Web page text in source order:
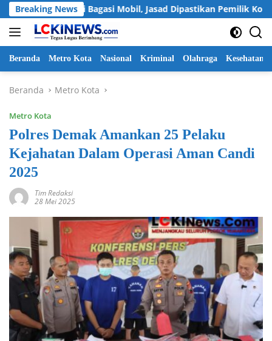
Langsung
ke
konten
Breaking News
Mayat di Bagasi Mobil, Jasad Dipastikan Pemilik Konter HP
Beranda Metro Kota Nasional Kriminal Olahraga Kesehatan
Beranda Metro Kota
Metro Kota
Polres Demak Amankan 25 Pelaku
Kejahatan Dalam Operasi Aman Candi
2025
Tim Redaksi
28 Mei 2025